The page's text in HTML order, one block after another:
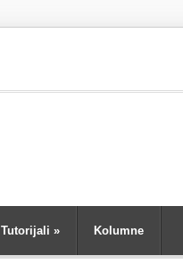
Tutorijali » Kolumne